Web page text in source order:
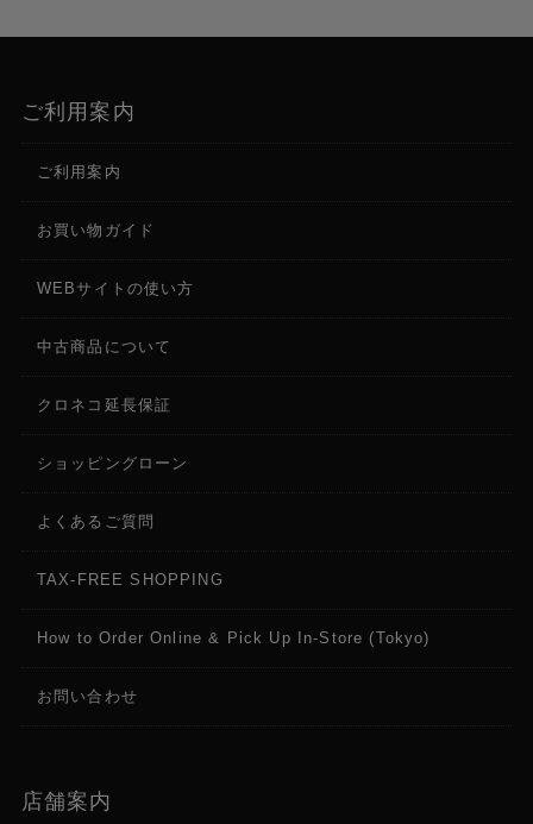
ご利用案内
ご利用案内
お買い物ガイド
WEBサイトの使い方
中古商品について
クロネコ延長保証
ショッピングローン
よくあるご質問
TAX-FREE SHOPPING
How to Order Online & Pick Up In-Store (Tokyo)
お問い合わせ
店舗案内